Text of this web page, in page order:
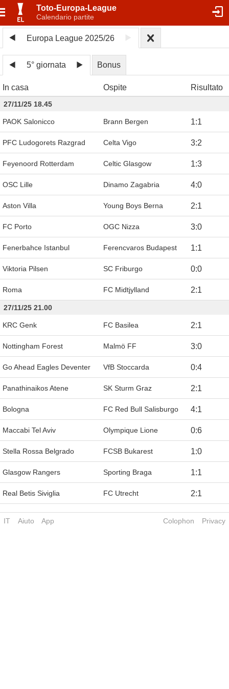
Toto-Europa-League
Calendario partite
Europa League 2025/26
5° giornata Bonus
In casa Ospite Risultato
27/11/25 18.45
PAOK Salonicco Brann Bergen 1:1
PFC Ludogorets Razgrad Celta Vigo 3:2
Feyenoord Rotterdam Celtic Glasgow 1:3
OSC Lille Dinamo Zagabria 4:0
Aston Villa Young Boys Berna 2:1
FC Porto OGC Nizza 3:0
Fenerbahce Istanbul Ferencvaros Budapest 1:1
Viktoria Pilsen SC Friburgo 0:0
Roma FC Midtjylland 2:1
27/11/25 21.00
KRC Genk FC Basilea 2:1
Nottingham Forest Malmö FF 3:0
Go Ahead Eagles Deventer VfB Stoccarda 0:4
Panathinaikos Atene SK Sturm Graz 2:1
Bologna FC Red Bull Salisburgo 4:1
Maccabi Tel Aviv Olympique Lione 0:6
Stella Rossa Belgrado FCSB Bukarest 1:0
Glasgow Rangers Sporting Braga 1:1
Real Betis Siviglia FC Utrecht 2:1
IT Aiuto App Colophon Privacy